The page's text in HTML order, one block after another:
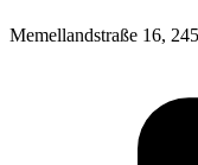
Memellandstraße 16,